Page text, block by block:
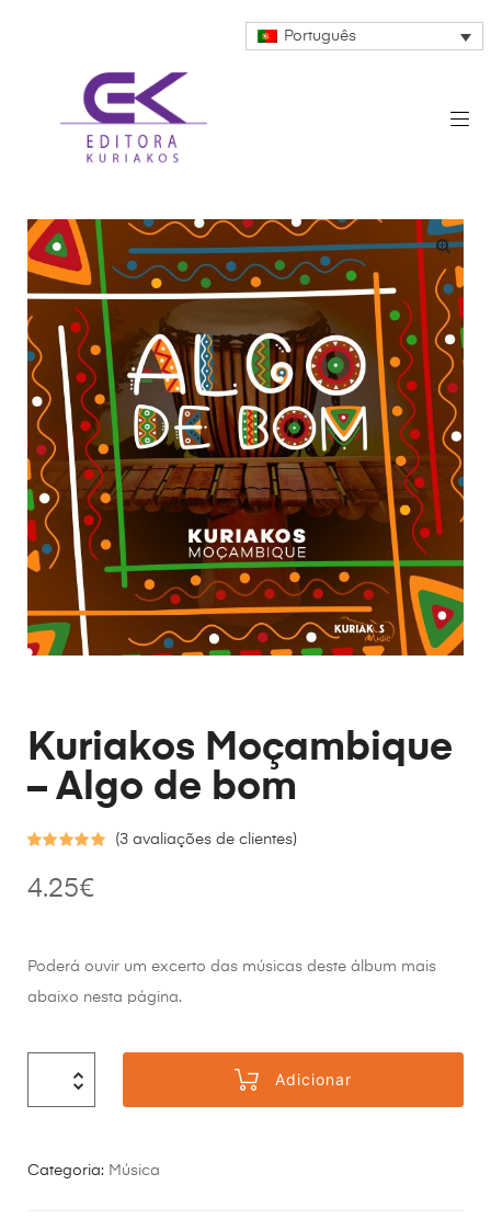
Português
Kuriakos Moçambique
– Algo de bom
com5.00
(3 avaliações de clientes)
4.25€
Poderá ouvir um excerto das músicas deste álbum mais
abaixo nesta página.
Adicionar
Categoria: Música